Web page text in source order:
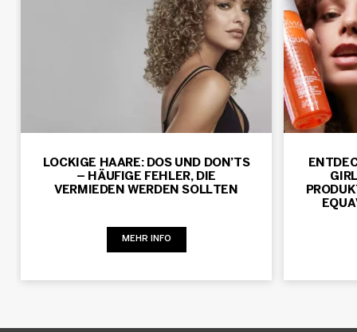
LOCKIGE HAARE: DOS UND DON’TS
– HÄUFIGE FEHLER, DIE
VERMIEDEN WERDEN SOLLTEN
MEHR INFO